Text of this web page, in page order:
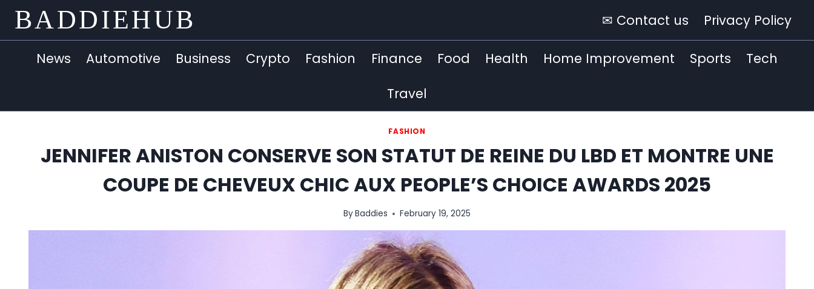
Skip
content
BADDIEHUB ✉ Contact us Privacy Policy
News Automotive Business Crypto Fashion Finance Food Health Home Improvement Sports Tech
Travel
FASHION
JENNIFER ANISTON CONSERVE SON STATUT DE REINE DU LBD ET MONTRE UNE
COUPE DE CHEVEUX CHIC AUX PEOPLE’S CHOICE AWARDS 2025
ByBaddies February 19, 2025